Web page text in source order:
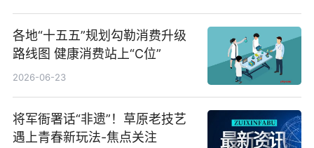
各地“十五五”规划勾勒消费升级
路线图 健康消费站上“C位”
2026-06-23
将军衙署话“非遗”！草原老技艺
遇上青春新玩法-焦点关注